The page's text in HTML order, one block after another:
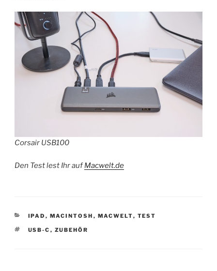
Corsair USB100
Den Test lest Ihr aufMacwelt.de
KATEGORIEN
IPAD , MACINTOSH , MACWELT, TEST
SCHLAGWÖRTER
USB-C , ZUBEHÖR